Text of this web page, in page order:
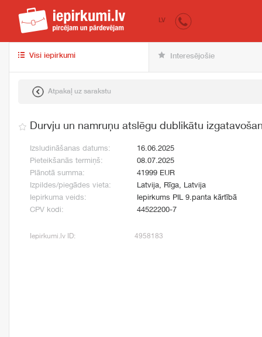
iepirkumi.lv
LV
Visi iepirkumi Interesējošie
Atpakaļ uz sarakstu
Durvju un namruņu atslēgu dublikātu
Izsludināšanas datums:
16.06.2025
Pieteikšanās termiņš:
08.07.2025
Plānotā summa:
41999 EUR
Izpildes/piegādes vieta:
Latvija, Rīga, Latvija
Iepirkuma veids:
Iepirkums PIL 9.panta kārtībā
CPV kodi:
44522200-7
Iepirkumi.lv ID: 4958183